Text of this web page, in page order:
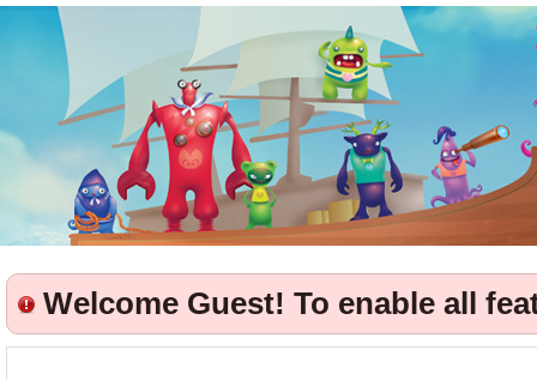
Welcome Guest! To enable all